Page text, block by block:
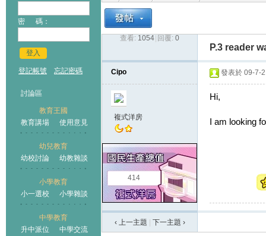
密 碼：
登入
登記帳號 忘記密碼
討論區
教育王國
教育講場
使用意見
幼兒教育
幼校討論
幼教雜談
小學教育
小一選校
小學雜談
中學教育
升中派位
中學交流
王國
查看: 1054 回覆: 0
P.3 reader
Cipo
複式洋房
414
發表於 09-7-
Hi,
I am looking
‹ 上一主題 下一主題 ›